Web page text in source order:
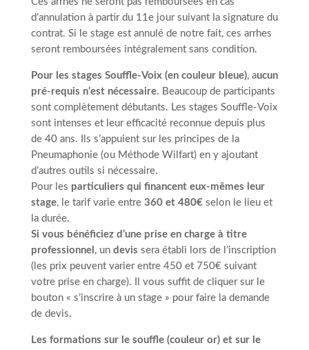
d’annulation à partir du 11e jour suivant la signature du
contrat. Si le stage est annulé de notre fait, ces arrhes
seront remboursées intégralement sans condition.
Pour les stages Souffle-Voix (en couleur bleue), aucun
pré-requis n’est nécessaire. Beaucoup de participants
sont complètement débutants. Les stages Souffle-Voix
sont intenses et leur efficacité reconnue depuis plus
de 40 ans. Ils s’appuient sur les principes de la
Pneumaphonie (ou Méthode Wilfart) en y ajoutant
d’autres outils si nécessaire.
Pour les particuliers qui financent eux-mêmes leur
stage, le tarif varie entre 360 et 480€selon le lieu et
la durée.
Si vous bénéficiez d’une prise en charge à titre
professionnel , un devis sera établi lors de l’inscription
(les prix peuvent varier entre 450 et 750€ suivant
votre prise en charge). Il vous suffit de cliquer sur le
bouton « s’inscrire à un stage » pour faire la demande
de devis.
Les formations sur le souffle (couleur or) et sur le